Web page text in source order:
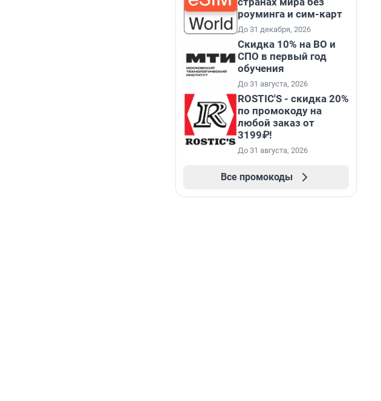
роуминга и сим-карт
До 31 декабря, 2026
Скидка 10% на ВО и
СПО в первый год
обучения
До 31 августа, 2026
ROSTIC'S - скидка 20%
по промокоду на
любой заказ от
3199₽!
До 31 августа, 2026
Все промокоды